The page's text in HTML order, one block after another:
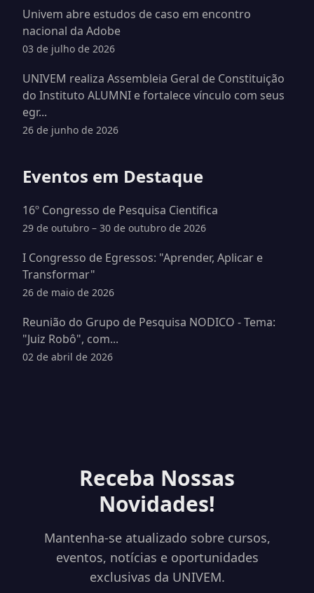
Univem abre estudos de caso em encontro
nacional da Adobe
03 de julho de 2026
UNIVEM realiza Assembleia Geral de Constituição
do Instituto ALUMNI e fortalece vínculo com seus
egr...
26 de junho de 2026
Eventos em Destaque
16º Congresso de Pesquisa Cientifica
29 de outubro – 30 de outubro de 2026
I Congresso de Egressos: "Aprender, Aplicar e
Transformar"
26 de maio de 2026
Reunião do Grupo de Pesquisa NODICO - Tema:
"Juiz Robô", com...
02 de abril de 2026
Receba Nossas
Novidades!
Mantenha-se atualizado sobre cursos,
eventos, notícias e oportunidades
exclusivas da UNIVEM.